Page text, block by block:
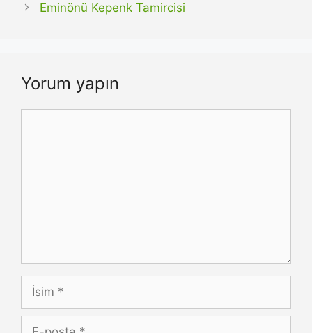
Eminönü Kepenk Tamircisi
Yorum yapın
İsim